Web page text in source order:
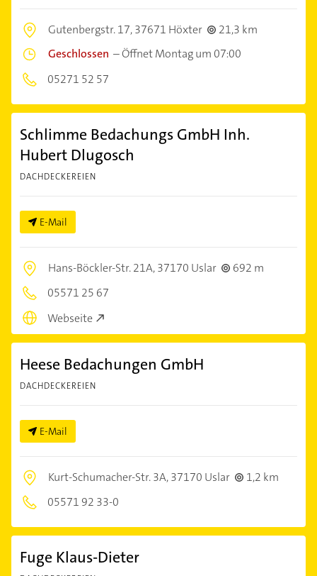
Gutenbergstr. 17,37671 Höxter
21,3 km
Geschlossen –Öffnet Montag um 07:00
05271 52 57
Schlimme Bedachungs GmbH Inh.
Hubert Dlugosch
DACHDECKEREIEN
E-Mail
Hans-Böckler-Str. 21A,37170 Uslar
692 m
05571 25 67
Webseite
Heese Bedachungen GmbH
DACHDECKEREIEN
E-Mail
Kurt-Schumacher-Str. 3A,37170 Uslar
1,2 km
05571 92 33-0
Fuge Klaus-Dieter